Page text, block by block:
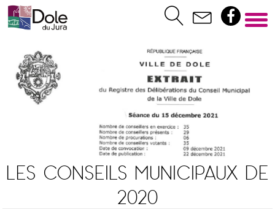
Les conseils municipaux de
2020